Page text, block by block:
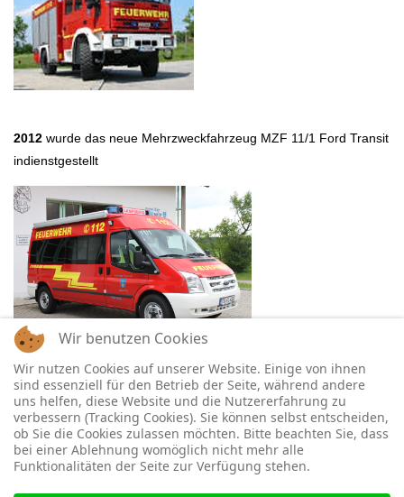
2012 wurde das neue Mehrzweckfahrzeug MZF 11/1 Ford Transit
indienstgestellt
2013feierte die Feuerwehr Lampoding ihr 115-jähriges Bestehen
mit Fahnenweihe
Wir benutzen Cookies
Wir nutzen Cookies auf unserer Website. Einige von ihnen
sind essenziell für den Betrieb der Seite, während andere
uns helfen, diese Website und die Nutzererfahrung zu
verbessern (Tracking Cookies). Sie können selbst entscheiden,
ob Sie die Cookies zulassen möchten. Bitte beachten Sie, dass
bei einer Ablehnung womöglich nicht mehr alle
Funktionalitäten der Seite zur Verfügung stehen.